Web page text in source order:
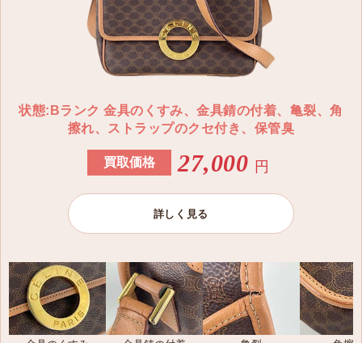
CELINE セリーヌ デスクパッド ナチュラルカーフスキ
4M2553AI1.04LU
CELINE セリーヌ ミディアム ノートブックカバー クロ
コダイル ブラック
4M2224AI3.38NO
CELINE セリーヌ ラージ ノートブックカバー クロコダ
4M2194AI3.38NO
〜303,000円
CELINE セリーヌ ペンシルホルダー クロコダイル タン
状態:Bランク 金具のくすみ、金具錆の付着、亀裂、角
擦れ、ストラップのクセ付き、保管臭
買取価格 27,000 円
詳しく見る